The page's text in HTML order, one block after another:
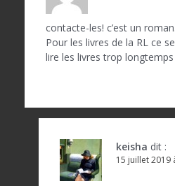
contacte-les! c’est un roman.
Pour les livres de la RL ce
lire les livres trop
keisha dit :
15 juillet 2019